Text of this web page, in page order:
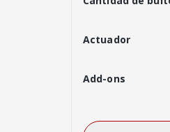
Actuador
Add-ons